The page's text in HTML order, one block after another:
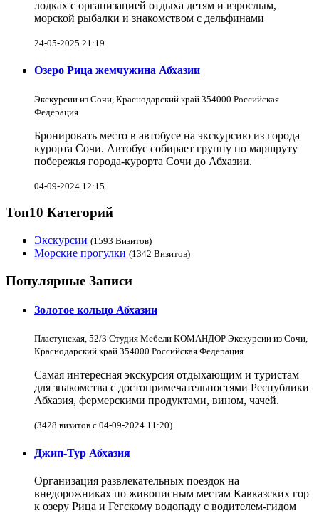
лодках с организацией отдыха детям и взрослым,
морской рыбалки и знакомством с дельфинами
24-05-2025 21:19
Озеро Рица жемчужина Абхазии
Экскурсии из Сочи, Краснодарский край 354000 Российская
Федерация
Бронировать место в автобусе на экскурсию из города
курорта Сочи. Автобус собирает группу по маршруту
побережья города-курорта Сочи до Абхазии.
04-09-2024 12:15
Топ10 Категорий
Экскурсии (1593 Визитов)
Морские прогулки (1342 Визитов)
Популярные Записи
Золотое кольцо Абхазии
Пластунская, 52/3 Студия Мебели КОМАНДОР Экскурсии из Сочи,
Краснодарский край 354000 Российская Федерация
Самая интересная экскурсия отдыхающим и туристам
для знакомства с достопримечательностями Республики
Абхазия, фермерскими продуктами, вином, чачей.
(3428 визитов с 04-09-2024 11:20)
Джип-Тур Абхазия
Организация развлекательных поездок на
внедорожниках по живописным местам Кавказских гор
к озеру Рица и Гегскому водопаду с водителем-гидом